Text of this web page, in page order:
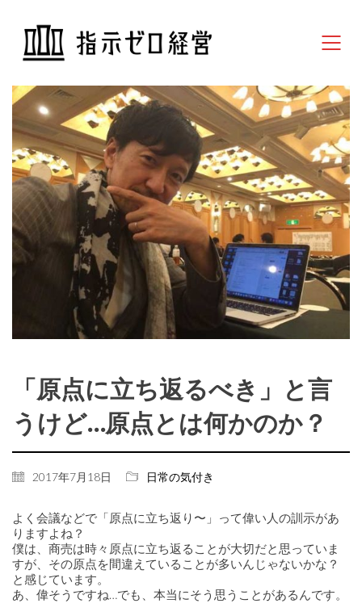
「原点に立ち返るべき」と言
うけど…原点とは何かのか？
2017年7月18日 日常の気付き
よく会議などで「原点に立ち返り〜」って偉い人の訓示があ
りますよね？
僕は、商売は時々原点に立ち返ることが大切だと思っていま
すが、その原点を間違えていることが多いんじゃないかな？
と感じています。
あ、偉そうですね…でも、本当にそう思うことがあるんです。